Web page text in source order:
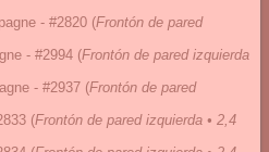
- #2820 (Frontón de pared
- #2994 (Frontón de pared izquierda
- #2937 (Frontón de pared
(Frontón de pared izquierda • 2,4